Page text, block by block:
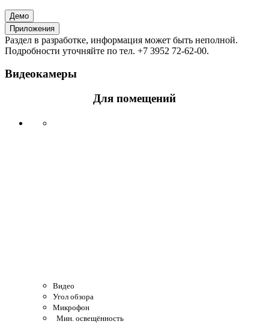
Демо
Приложения
Раздел в разработке, информация может быть неполной.
Подробности уточняйте по тел. +7 3952 72-62-00.
Видеокамеры
Для помещений
Видео
Угол обзора
Микрофон
Мин. освещённость